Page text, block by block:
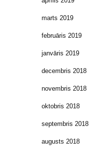
marts 2019
februāris 2019
janvāris 2019
decembris 2018
novembris 2018
oktobris 2018
septembris 2018
augusts 2018